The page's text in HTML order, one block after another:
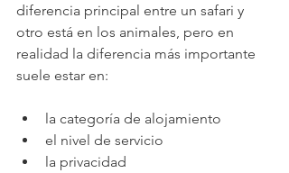
diferencia principal entre un safari y
otro está en los animales, pero en
realidad la diferencia más importante
suele estar en:
la categoría de alojamiento
el nivel de servicio
la privacidad